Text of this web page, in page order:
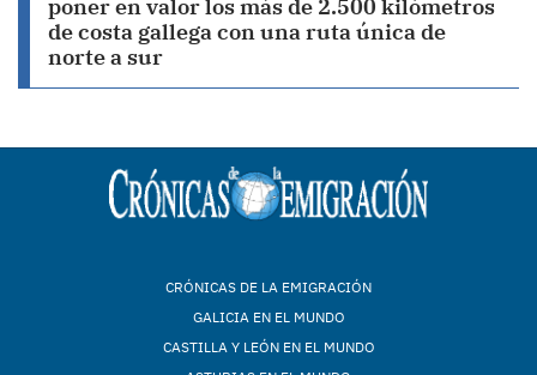
poner en valor los más de 2.500 kilómetros
de costa gallega con una ruta única de
norte a sur
CRÓNICAS DE LA EMIGRACIÓN
GALICIA EN EL MUNDO
CASTILLA Y LEÓN EN EL MUNDO